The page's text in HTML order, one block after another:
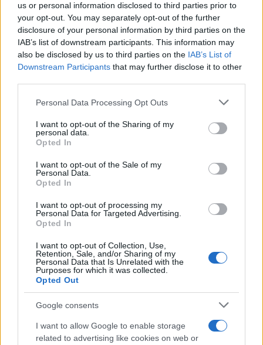
us or personal information disclosed to third parties prior to
your opt-out. You may separately opt-out of the further
disclosure of your personal information by third parties on the
IAB’s list of downstream participants. This information may
also be disclosed by us to third parties on the IAB’s List of
Downstream Participants that may further disclose it to other
Please note that this website/app uses one or more Google
not limited to your visit or usage behaviour. You may click to
grant or deny consent to Google and its third-party tags to
use your data for below specified purposes in below Google
consent section.
Personal Data Processing Opt Outs
I want to opt-out of the Sharing of my
personal data.
Opted In
I want to opt-out of the Sale of my
Personal Data.
Opted In
I want to opt-out of processing my
Personal Data for Targeted Advertising.
Opted In
I want to opt-out of Collection, Use,
Retention, Sale, and/or Sharing of my
Personal Data that Is Unrelated with the
Purposes for which it was collected.
Opted Out
Google consents
I want to allow Google to enable storage
related to advertising like cookies on web or
Alice Lhabouz : parcours d’une entrepreneuse dans la finance
Thomas Lefevre · 8 Août 2026
Optimiser la gestion des risques avec un cadre structuré et
efficace
Camille Durand · 8 Août 2026
COTATIONS CRYPTO